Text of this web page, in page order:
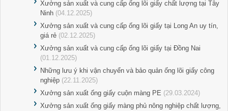
Xưởng sản xuất và cung cấp ống lõi giấy chất lượng tại Tây
Ninh (04.12.2025)
Xưởng sản xuất và cung cấp ống lõi giấy tại Long An uy tín,
giá rẻ (02.12.2025)
Xưởng sản xuất và cung cấp ống lõi giấy tại Đồng Nai
(01.12.2025)
Những lưu ý khi vận chuyển và bảo quản ống lõi giấy công
nghiệp (22.11.2025)
Xưởng sản xuất ống giấy cuộn màng PE (29.03.2024)
Xưởng sản xuất ống giấy màng phủ nông nghiệp chất lượng,